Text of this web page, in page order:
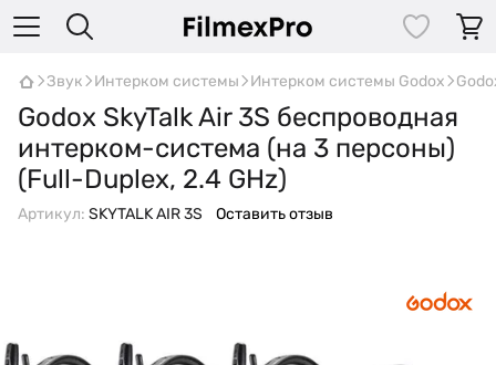
Звук Интерком системы Интерком системы Godox
Godox SkyTalk Air 3S беспроводная
интерком-система (на 3 персоны)
(Full-Duplex, 2.4 GHz)
Артикул: SKYTALK AIR 3S Оставить отзыв